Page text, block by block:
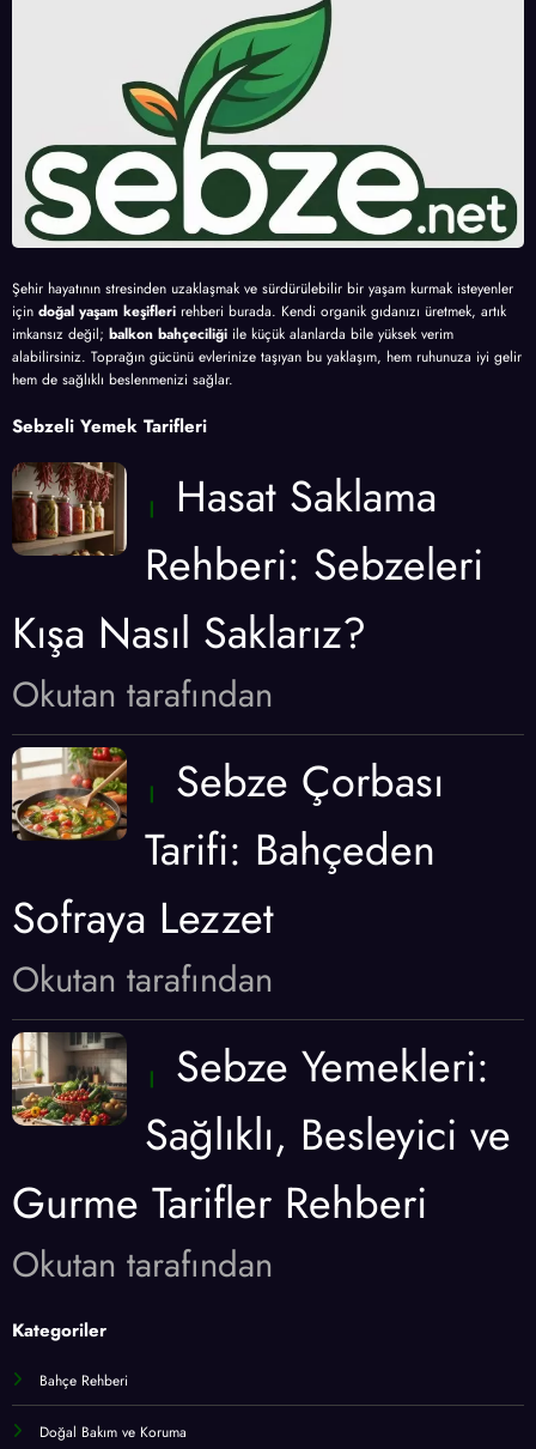
Şehir hayatının stresinden uzaklaşmak ve sürdürülebilir bir yaşam kurmak isteyenler
için doğal yaşam keşifleri rehberi burada. Kendi organik gıdanızı üretmek, artık
imkansız değil; balkon bahçeciliği ile küçük alanlarda bile yüksek verim
alabilirsiniz. Toprağın gücünü evlerinize taşıyan bu yaklaşım, hem ruhunuza iyi gelir
hem de sağlıklı beslenmenizi sağlar.
Sebzeli Yemek Tarifleri
Hasat Saklama
Rehberi: Sebzeleri
Kışa Nasıl Saklarız?
Okutan tarafından
Sebze Çorbası
Tarifi: Bahçeden
Sofraya Lezzet
Okutan tarafından
Sebze Yemekleri:
Sağlıklı, Besleyici ve
Gurme Tarifler Rehberi
Okutan tarafından
Kategoriler
Bahçe Rehberi
Doğal Bakım ve Koruma